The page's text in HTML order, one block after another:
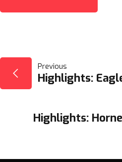
NAVIGAZIONE
ARTICOLI
Previous
Highlights:
Highlights: